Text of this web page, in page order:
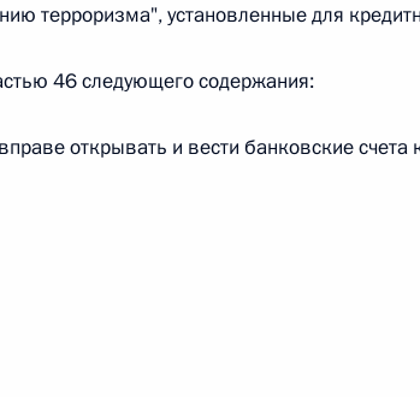
Республики о правовом статусе
дел и миграции в Российской Федерации
терроризма", установленные для
46 следующего содержания:
открывать и вести банковские счета